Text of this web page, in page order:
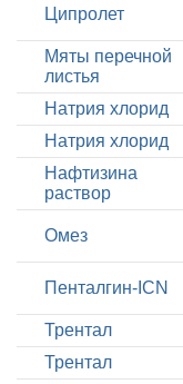
Ципролет
Мяты перечной
листья
Натрия хлорид
Натрия хлорид
Нафтизина
раствор
Омез
Пенталгин-ICN
Трентал
Трентал